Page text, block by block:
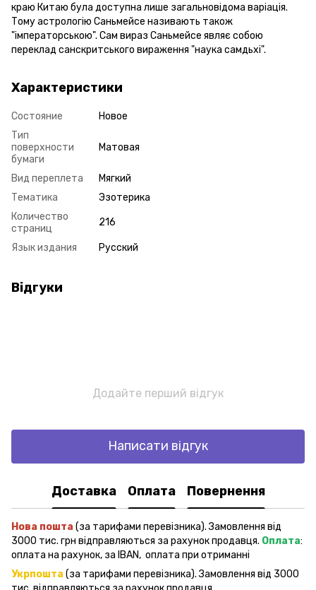
краю Китаю була доступна лише загальновідома варіація.
Тому астрологію Саньмейсе називають також
"імператорською". Сам вираз Саньмейсе являє собою
переклад санскритського вираження "наука самдьхі".
Характеристики
Состояние
Новое
Тип
поверхности
бумаги
Матовая
Вид переплета
Мягкий
Тематика
Эзотерика
Количество
страниц
216
Язык издания Русский
Відгуки
Додайте перший відгук
Написати відгук
Доставка Оплата Повернення
Нова пошта (за тарифами перевізника). Замовлення від
3000 тис. грн відправляються за рахунок продавця. Оплата:
оплата на рахунок, за IBAN, оплата при отриманні
Укрпошта (за тарифами перевізника). Замовлення від 3000